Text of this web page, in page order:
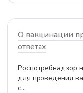
О вакцинации
ответах
Роспотребнадзор
для проведения
с...